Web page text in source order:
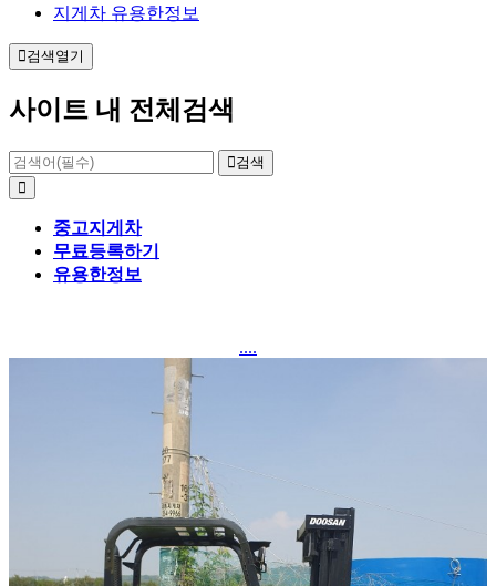
지게차 유용한정보
검색열기
사이트 내 전체검색
검색
중고지게차
무료등록하기
유용한정보
....